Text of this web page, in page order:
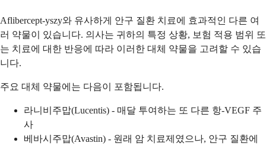
Aflibercept-yszy와 유사하게 안구 질환 치료에 효과적인 다른 여
러 약물이 있습니다. 의사는 귀하의 특정 상황, 보험 적용 범위 또
는 치료에 대한 반응에 따라 이러한 대체 약물을 고려할 수 있습
니다.
주요 대체 약물에는 다음이 포함됩니다.
라니비주맙(Lucentis) - 매달 투여하는 또 다른 항-VEGF 주
사
베바시주맙(Avastin) - 원래 암 치료제였으나, 안구 질환에